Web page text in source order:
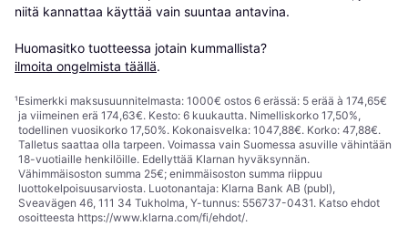
niitä kannattaa käyttää vain suuntaa antavina.
Huomasitko tuotteessa jotain kummallista?
ilmoita ongelmista täällä.
¹Esimerkki maksusuunnitelmasta: 1000€ ostos 6 erässä: 5 erää à 174,65€
ja viimeinen erä 174,63€. Kesto: 6 kuukautta. Nimelliskorko 17,50%,
todellinen vuosikorko 17,50%. Kokonaisvelka: 1047,88€. Korko: 47,88€.
Talletus saattaa olla tarpeen. Voimassa vain Suomessa asuville vähintään
18-vuotiaille henkilöille. Edellyttää Klarnan hyväksynnän.
Vähimmäisoston summa 25€; enimmäisoston summa riippuu
luottokelpoisuusarviosta. Luotonantaja: Klarna Bank AB (publ),
Sveavägen 46, 111 34 Tukholma, Y-tunnus: 556737-0431. Katso ehdot
osoitteesta https://www.klarna.com/fi/ehdot/.